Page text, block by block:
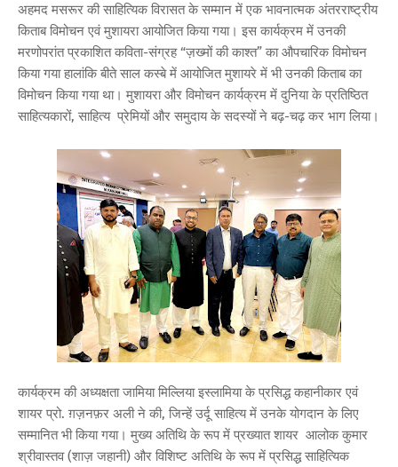
अहमद मसरूर की साहित्यिक विरासत के सम्मान में एक भावनात्मक अंतरराष्ट्रीय
किताब विमोचन एवं मुशायरा आयोजित किया गया। इस कार्यक्रम में उनकी
मरणोपरांत प्रकाशित कविता-संग्रह “ज़ख्मों की काश्त” का औपचारिक विमोचन
किया गया हालांकि बीते साल कस्बे में आयोजित मुशायरे में भी उनकी किताब का
विमोचन किया गया था। मुशायरा और विमोचन कार्यक्रम में दुनिया के प्रतिष्ठित
साहित्यकारों, साहित्य प्रेमियों और समुदाय के सदस्यों ने बढ़-चढ़ कर भाग लिया।
कार्यक्रम की अध्यक्षता जामिया मिल्लिया इस्लामिया के प्रसिद्ध कहानीकार एवं
शायर प्रो. ग़ज़नफ़र अली ने की, जिन्हें उर्दू साहित्य में उनके योगदान के लिए
सम्मानित भी किया गया। मुख्य अतिथि के रूप में प्रख्यात शायर आलोक कुमार
श्रीवास्तव (शाज़ जहानी) और विशिष्ट अतिथि के रूप में प्रसिद्ध साहित्यिक